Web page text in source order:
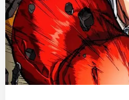
animes
parecidos
a
One
Punch-
Man